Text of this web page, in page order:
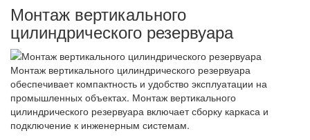
Монтаж вертикального
цилиндрического резервуара
Монтаж вертикального цилиндрического резервуара
обеспечивает компактность и удобство эксплуатации на
промышленных объектах. Монтаж вертикального
цилиндрического резервуара включает сборку каркаса и
подключение к инженерным системам.